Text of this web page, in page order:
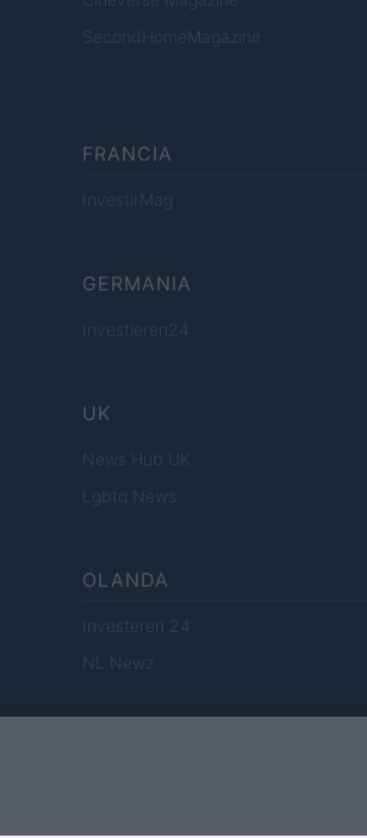
SecondHomeMagazine
FRANCIA
InvestirMag
GERMANIA
Investieren24
UK
News Hub UK
Lgbtq News
OLANDA
Investeren 24
NL Newz